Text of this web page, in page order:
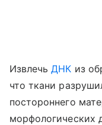
ИзвлечьДНК из
что ткани
постороннего
морфологических